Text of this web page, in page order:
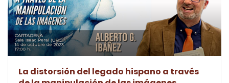
La distorsión del legado hispano a través